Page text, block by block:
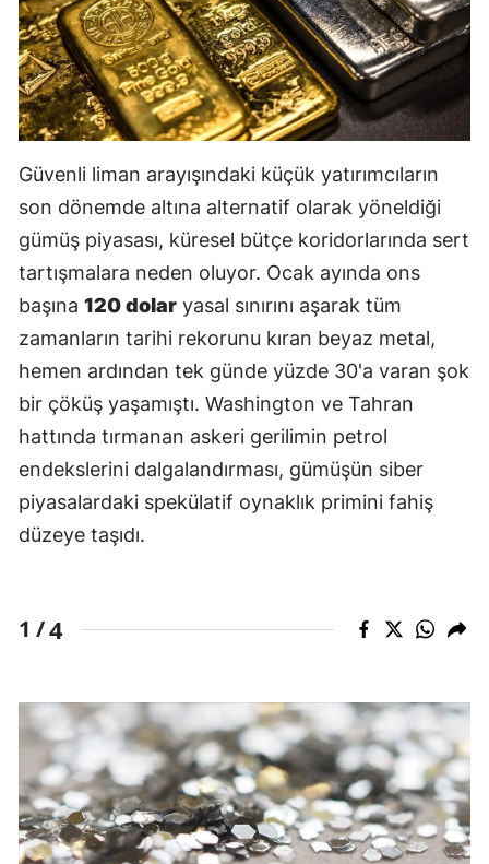
Güvenli liman arayışındaki küçük yatırımcıların
son dönemde altına alternatif olarak yöneldiği
gümüş piyasası, küresel bütçe koridorlarında sert
tartışmalara neden oluyor. Ocak ayında ons
başına 120 dolar yasal sınırını aşarak tüm
zamanların tarihi rekorunu kıran beyaz metal,
hemen ardından tek günde yüzde 30'a varan şok
bir çöküş yaşamıştı. Washington ve Tahran
hattında tırmanan askeri gerilimin petrol
endekslerini dalgalandırması, gümüşün siber
piyasalardaki spekülatif oynaklık primini fahiş
düzeye taşıdı.
1 /4